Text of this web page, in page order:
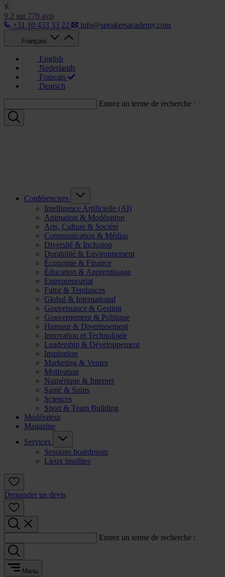
9.2 sur 770 avis
+31 10 433 33 22
info@speakersacademy.com
Français
English
Nederlands
Français
Deutsch
Entrez un terme de recherche :
Conférenciers
Intelligence Artificielle (AI)
Animation & Modération
Arts, Culture & Société
Communication & Médias
Diversité & Inclusion
Durabilité & Environnement
Économie & Finance
Éducation & Apprentissage
Entrepreneuriat
Futur & Tendances
Global & International
Gouvernance & Gestion
Gouvernement & Politique
Humour & Divertissement
Innovation et Technologie
Leadership & Développement
Inspiration
Marketing & Ventes
Motivation
Numérique & Internet
Santé & Soins
Sciences
Sport & Team Building
Modérateur
Magazine
Services
Sessions boardroom
Lieux insolites
Demander un devis
Entrez un terme de recherche :
Menu